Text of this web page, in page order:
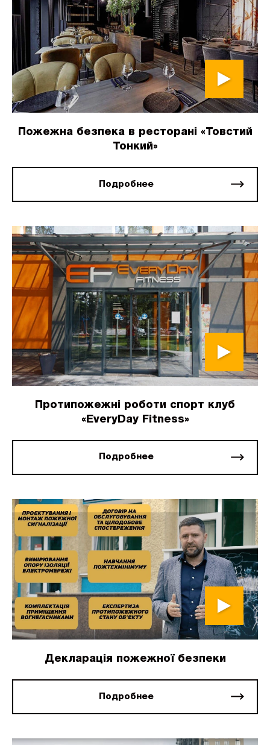
Пожежна безпека в ресторані «Товстий
Тонкий»
Подробнее
Протипожежні роботи спорт клуб
«EveryDay Fitness»
Подробнее
Декларація пожежної безпеки
Подробнее